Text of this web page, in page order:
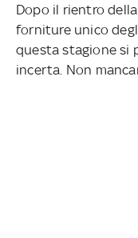
Dopo il rientro
forniture unico
questa stagione si
incerta. Non